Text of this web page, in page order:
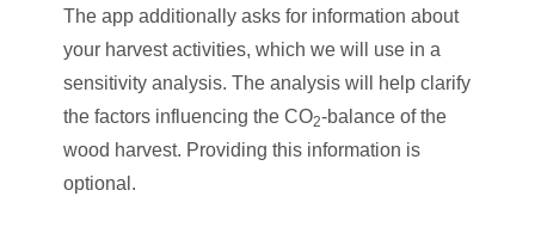
The app additionally asks for information about
your harvest activities, which we will use in a
sensitivity analysis. The analysis will help clarify
the factors influencing the CO2-balance of the
wood harvest. Providing this information is
optional.